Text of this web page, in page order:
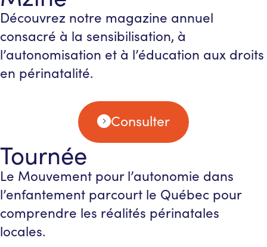
Découvrez notre magazine annuel
consacré à la sensibilisation, à
l’autonomisation et à l’éducation aux droits
en périnatalité.
Consulter
Tournée
Le Mouvement pour l’autonomie dans
l’enfantement parcourt le Québec pour
comprendre les réalités périnatales
locales.